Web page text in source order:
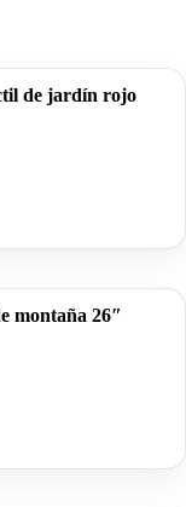
de jardín rojo
montaña 26″